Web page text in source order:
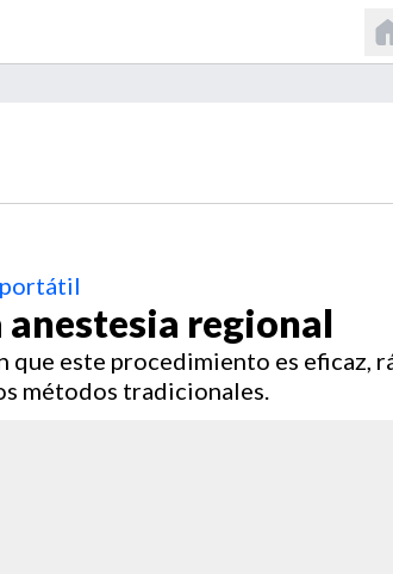
regional
que este procedimiento es eficaz,
métodos tradicionales.